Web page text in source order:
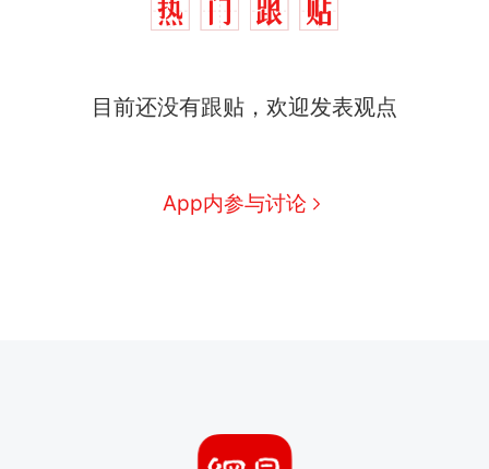
目前还没有跟贴，欢迎发表观点
App内参与讨论